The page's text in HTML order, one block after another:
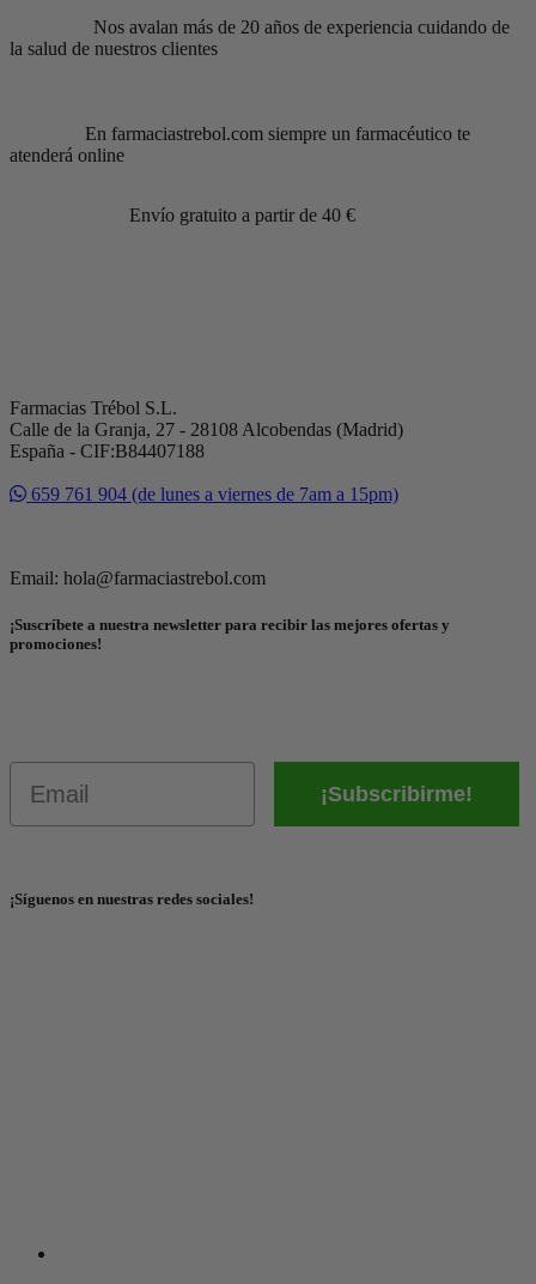
Nos avalan más de 20 años de experiencia cuidando de
la salud de nuestros clientes
En farmaciastrebol.com siempre un farmacéutico te
atenderá online
Envío gratuito a partir de 40 €
Farmacias Trébol S.L.
Calle de la Granja, 27 - 28108 Alcobendas (Madrid)
España - CIF:B84407188
659 761 904 (de lunes a viernes de 7am a 15pm)
Email: hola@farmaciastrebol.com
¡Suscríbete a nuestra newsletter para recibir las mejores ofertas y
promociones!
¡Subscribirme!
¡Síguenos en nuestras redes sociales!